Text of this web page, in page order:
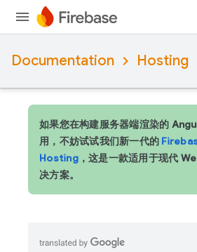
Documentation Hosting
如果您在构建服务器端渲染的
用，不妨试试我们新一代的
Hosting，这是一款适用于现代
决方案。